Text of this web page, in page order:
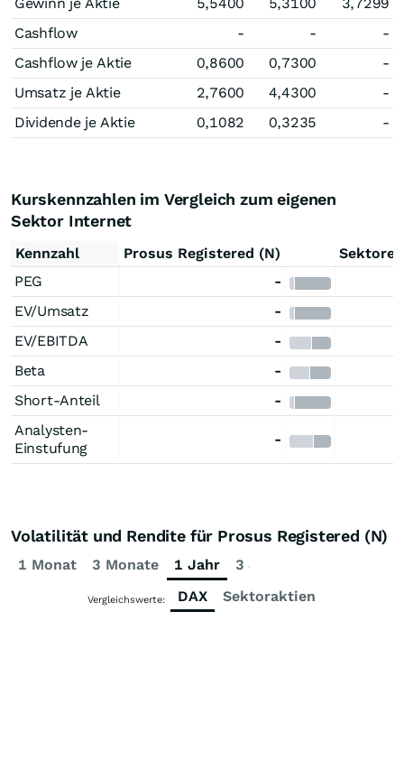
Cashflow
- -
-
Cashflow je Aktie
0,8600 0,7300
-
Umsatz je Aktie
2,7600 4,4300
-
Dividende je Aktie
0,1082 0,3235 -
Kurskennzahlen im Vergleich zum eigenen
Sektor Internet
Kennzahl Prosus Registered (N)
PEG
-
EV/Umsatz
-
EV/EBITDA
-
Beta
-
Short-Anteil
-
Analysten-
Einstufung
-
Volatilität und Rendite für Prosus Registered (N)
1 Monat 3 Monate 1 Jahr 3 Jahre
Vergleichswerte: DAX Sektoraktien